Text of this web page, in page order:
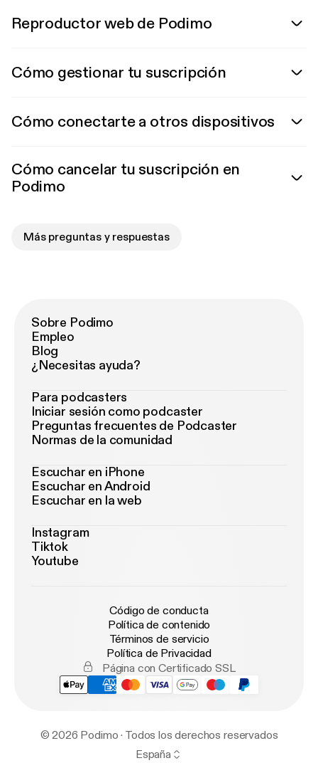
Reproductor web de Podimo
Cómo gestionar tu suscripción
Cómo conectarte a otros dispositivos
Cómo cancelar tu suscripción en
Podimo
Más preguntas y respuestas
Sobre Podimo
Empleo
Blog
¿Necesitas ayuda?
Para podcasters
Iniciar sesión como podcaster
Preguntas frecuentes de Podcaster
Normas de la comunidad
Escuchar en iPhone
Escuchar en Android
Escuchar en la web
Instagram
Tiktok
Youtube
Código de conducta
Política de contenido
Términos de servicio
Política de Privacidad
Página con Certificado SSL
© 2026 Podimo · Todos los derechos reservados
España